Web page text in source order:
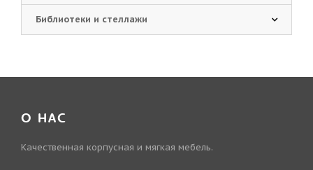
Библиотеки и стеллажи
О НАС
Качественная корпусная и мягкая мебель.